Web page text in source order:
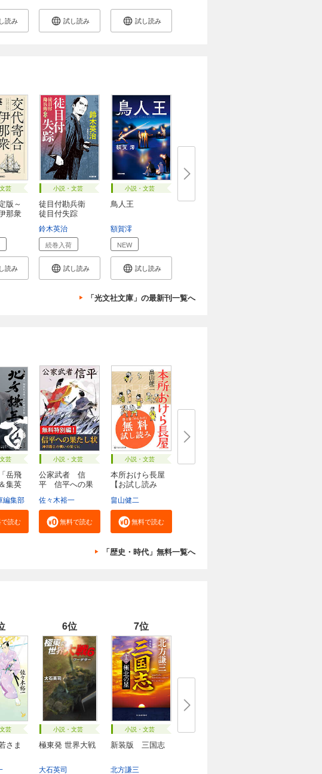
読み 試し読み 試し読み
芸
版～
那衆
読み
小説・文芸
徒目付勘兵衛
徒目付失踪
鈴木英治
続巻入荷
試し読み
小説・文芸
鳥人王
額賀澪
NEW
試し読み
「光文社文庫」の最新刊一覧へ
芸
岳飛
集英
編集部
読む
小説・文芸
公家武者 信
平 信平への果
佐々木裕一
無料で読む
小説・文芸
本所おけら長屋
【お試し読み
畠山健二
無料で読む
「歴史・時代」無料一覧へ
芸
さま
6位
小説・文芸
極東発 世界大戦
大石英司
7位
小説・文芸
新装版 三国志
北方謙三